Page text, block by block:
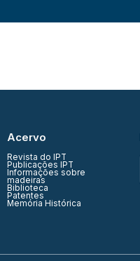
Acervo
Revista do IPT
Publicações IPT
Informações sobre
madeiras
Biblioteca
Patentes
Memória Histórica